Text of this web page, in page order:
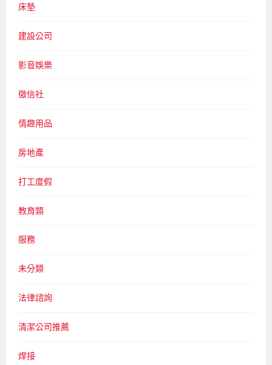
床墊
建設公司
影音娛樂
徵信社
情趣用品
房地產
打工度假
教育類
服務
未分類
法律諮詢
清潔公司推薦
焊接